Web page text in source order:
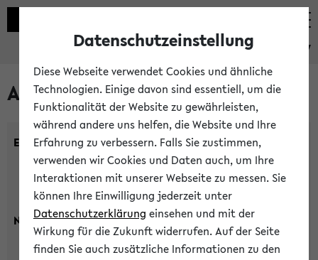
eKVV
Alle Lehrenden
Einrichtung:
Nachname:
Datenschutzeinstellung
Diese Webseite verwendet Cookies und ähnliche
Technologien. Einige davon sind essentiell, um die
Funktionalität der Website zu gewährleisten,
während andere uns helfen, die Website und Ihre
Erfahrung zu verbessern. Falls Sie zustimmen,
verwenden wir Cookies und Daten auch, um Ihre
Interaktionen mit unserer Webseite zu messen. Sie
können Ihre Einwilligung jederzeit unter
Datenschutzerklärung einsehen und mit der
Wirkung für die Zukunft widerrufen. Auf der Seite
finden Sie auch zusätzliche Informationen zu den